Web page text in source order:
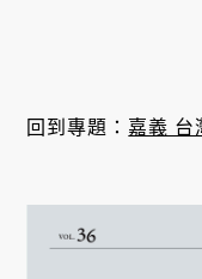
回到專題： 嘉義 台